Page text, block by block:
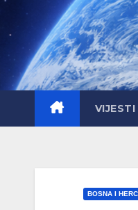
content
VIJESTI
BOSNA I